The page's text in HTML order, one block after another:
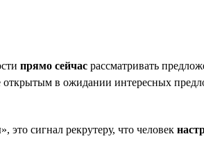
прямо сейчас рассматривать
в ожидании интересных
это сигнал рекрутеру, что человек